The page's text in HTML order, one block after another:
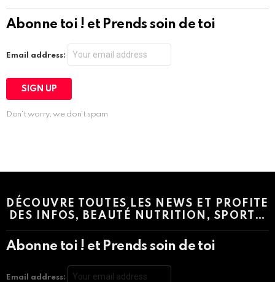
Abonne toi ! et Prends soin de toi
Email address:
Don't worry, we don't spam
DÉCOUVRE TOUTES LES NEWS ET PROFITE
DES INFOS, BEAUTÉ NUTRITION, SPORT…
Abonne toi ! et Prends soin de toi
Email address: